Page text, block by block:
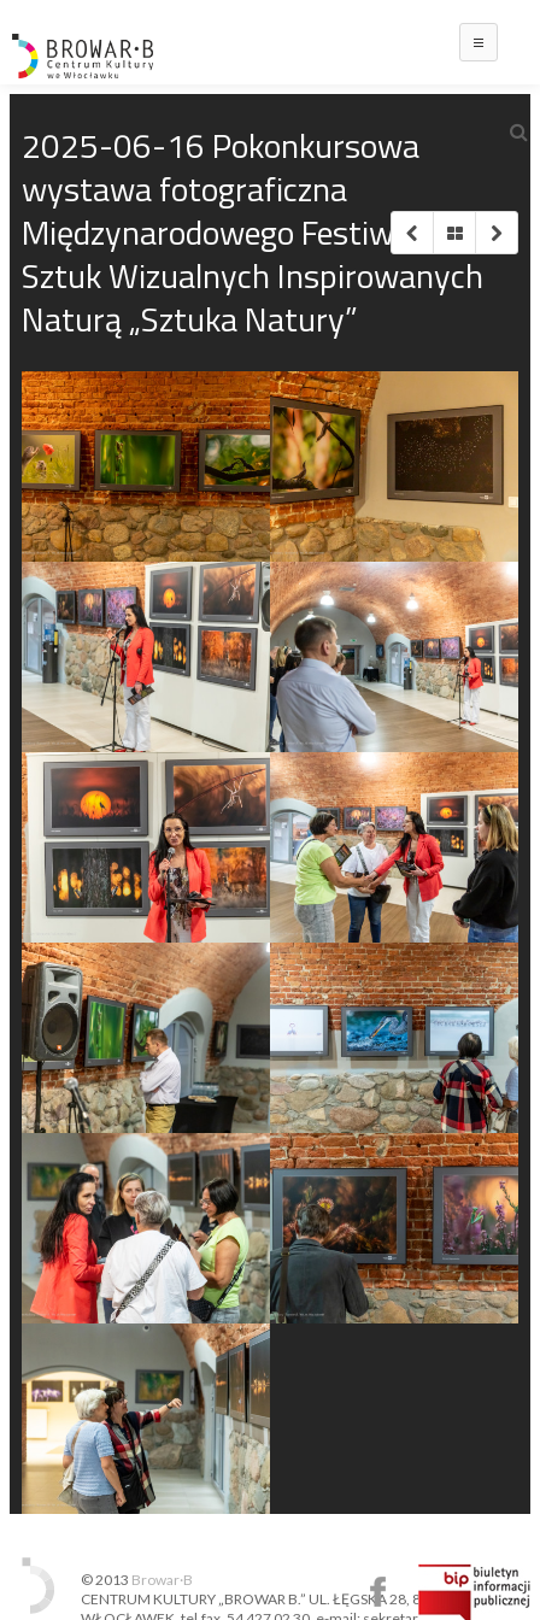
2025-06-16 Pokonkursowa
wystawa fotograficzna
Międzynarodowego Festiwalu
Sztuk Wizualnych Inspirowanych
Naturą „Sztuka Natury”
© 2013 Browar·B
CENTRUM KULTURY „BROWAR B.” UL. ŁĘGSKA 28, 87-800